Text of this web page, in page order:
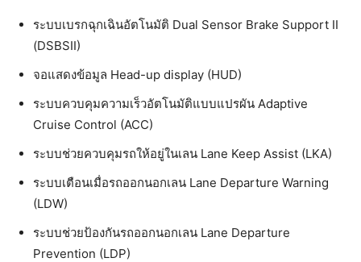
ระบบเบรกฉุกเฉินอัตโนมัติ Dual Sensor Brake Support II
(DSBSII)
จอแสดงข้อมูล Head-up display (HUD)
ระบบควบคุมความเร็วอัตโนมัติแบบแปรผัน Adaptive
Cruise Control (ACC)
ระบบช่วยควบคุมรถให้อยู่ในเลน Lane Keep Assist (LKA)
ระบบเตือนเมื่อรถออกนอกเลน Lane Departure Warning
(LDW)
ระบบช่วยป้องกันรถออกนอกเลน Lane Departure
Prevention (LDP)